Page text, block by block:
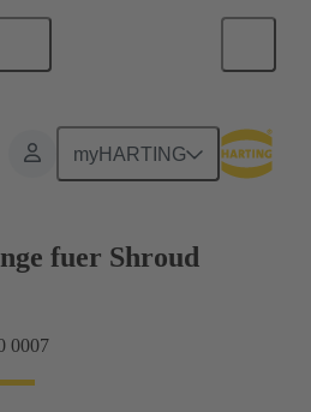
myHARTING
fuer Shroud
0007